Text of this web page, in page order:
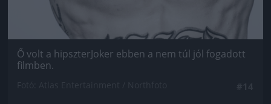
Ő volt a hipszterJoker ebben a nem túl jól fogadott
filmben.